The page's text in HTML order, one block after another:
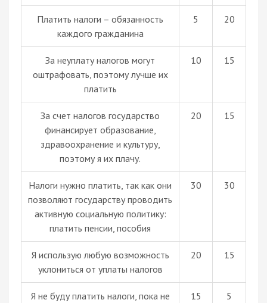
Платить налоги – обязанность
каждого гражданина
5 20
За неуплату налогов могут
оштрафовать, поэтому лучше их
платить
10 15
За счет налогов государство
финансирует образование,
здравоохранение и культуру,
поэтому я их плачу.
20 15
Налоги нужно платить, так как они
позволяют государству проводить
активную социальную политику:
платить пенсии, пособия
30 30
Я использую любую возможность
уклониться от уплаты налогов
20 15
Я не буду платить налоги, пока не
15 5